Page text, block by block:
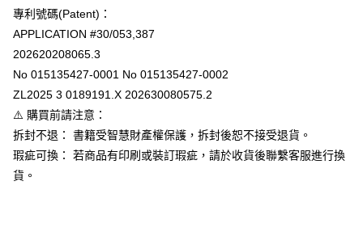
※ 請注意：結帳手續完成當下不需立刻繳費，但若您需要取消訂單，請聯絡
後付繳納相關費用。
※ 交易是否成功請以「AFTEE先享後付 」之結帳頁面顯示為準，若有關於
是否繳費成功／繳費後需取消欲退款等相關疑問，請聯繫「AFTEE先享後付
【注意事項】
１．透過由恩沛科技股份有限公司提供之「AFTEE先享後付」服務完成之交
易，需依本服務之必要範圍內提供個人資料，並將交易相關給付款項請求債
權轉讓予恩沛科技股份有限公司。
２．關於個人資料處理事宜，請瀏覽以下網址：
專利號碼(Patent)：
APPLICATION #30/053,387
202620208065.3
No 015135427-0001 No 015135427-0002
ZL2025 3 0189191.X 202630080575.2
⚠️ 購買前請注意：
拆封不退： 書籍受智慧財產權保護，拆封後恕不接受退貨。
瑕疵可換： 若商品有印刷或裝訂瑕疵，請於收貨後聯繫客服進行換
貨。